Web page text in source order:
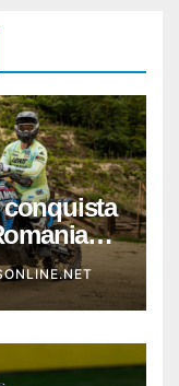
conquista